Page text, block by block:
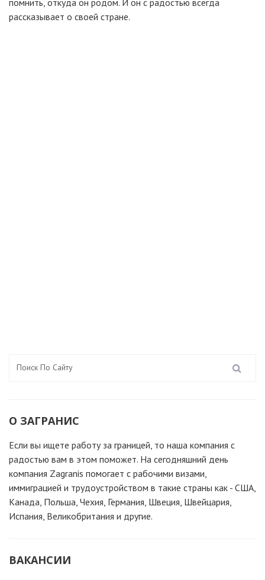
рассказывает о своей стране.
О ЗАГРАНИС
Если вы ищете работу за границей, то наша компания c
радостью вам в этом поможет. На сегодняшний день
компания Zagranis помогает с рабочими визами,
иммиграцией и трудоустройством в такие страны как - США,
Канада, Польша, Чехия, Германия, Швеция, Швейцария,
Испания, Великобритания и другие.
ВАКАНСИИ